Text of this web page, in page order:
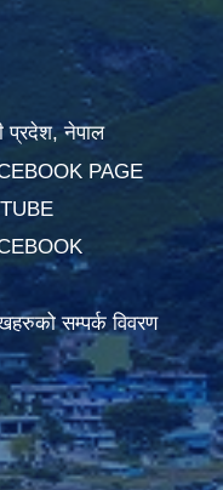
प्रदेश, नेपाल
PAGE
सम्पर्क विवरण